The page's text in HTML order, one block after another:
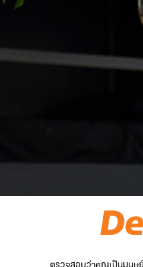
ตรวจสอบว่าคุณเป็นมนุษ